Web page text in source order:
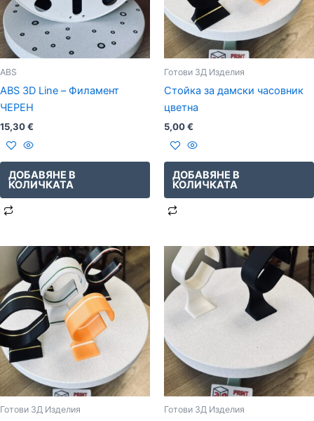
ABS
ABS 3D Line – Филамент
ЧЕРЕН
15,30€
ДОБАВЯНЕ В
КОЛИЧКАТА
Готови 3Д Изделия
Стойка за дамски часовник
цветна
5,00€
ДОБАВЯНЕ В
КОЛИЧКАТА
Готови 3Д Изделия Готови 3Д Изделия